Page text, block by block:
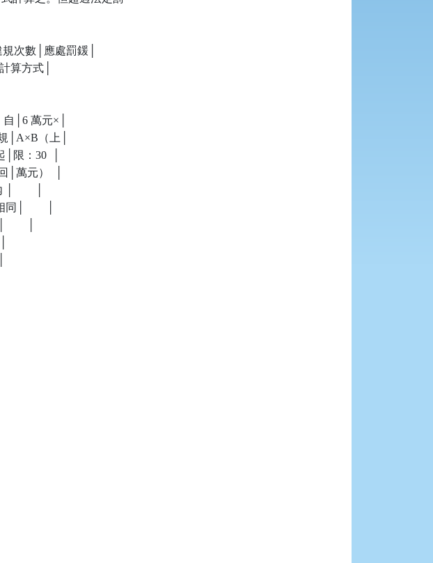
次數│應處罰鍰│
算方式│
自│6 萬元×│
規│A×B（上│
│限：30  │
│萬元）  │
│
│
│